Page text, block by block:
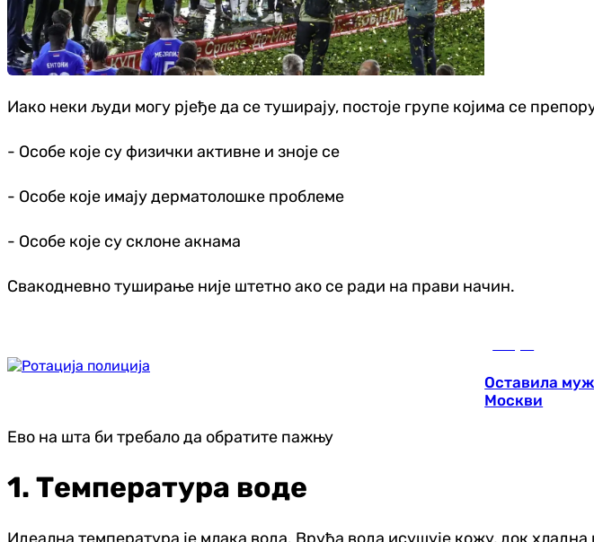
Иако неки људи могу рјеђе да се туширају, постоје групе којима се
- Особе које су физички активне и зноје се
- Особе које имају дерматолошке проблеме
- Особе које су склоне акнама
Свакодневно туширање није штетно ако се ради на прави начин.
Оставила
Москви
Ево на шта би требало да обратите пажњу
1. Температура воде